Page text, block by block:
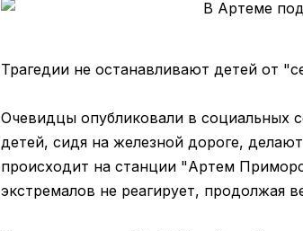
Трагедии не останавливают детей от
Очевидцы опубликовали в социальных
детей, сидя на железной дороге,
происходит на станции "Артем
экстремалов не реагирует, продолжая